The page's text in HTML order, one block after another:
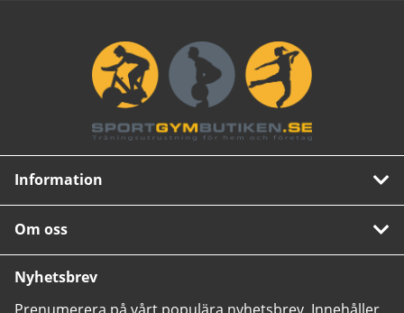
Information
Om oss
Nyhetsbrev
Prenumerera på vårt populära nyhetsbrev. Innehåller